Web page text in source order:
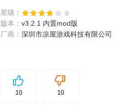
星级：
版本： v3.2.1 内置mod版
厂商： 深圳市凉屋游戏科技有限公司
5
10 10